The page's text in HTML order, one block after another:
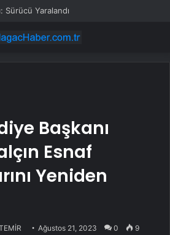
Sürücü Yaralandı
Başkanı
Esnaf
Yeniden
Ağustos 21, 2023 0 9